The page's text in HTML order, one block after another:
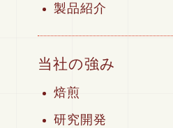
製品紹介
当社の強み
焙煎
研究開発